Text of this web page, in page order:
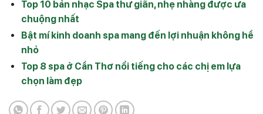
Top 10 bản nhạc Spa thư giãn, nhẹ nhàng được ưa
chuộng nhất
Bật mí kinh doanh spa mang đến lợi nhuận không hề
nhỏ
Top 8 spa ở Cần Thơ nổi tiếng cho các chị em lựa
chọn làm đẹp